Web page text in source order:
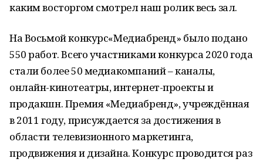
каким восторгом смотрел наш ролик весь зал.
На Восьмой конкурс«Медиабренд» было подано
550 работ. Всего участниками конкурса 2020 года
стали более 50 медиакомпаний – каналы,
онлайн-кинотеатры, интернет-проекты и
продакшн. Премия «Медиабренд», учреждённая
в 2011 году, присуждается за достижения в
области телевизионного маркетинга,
продвижения и дизайна. Конкурс проводится раз